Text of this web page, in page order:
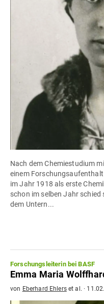
Nach dem Chemiestudium
einem
im Jahr 1918 als erste
schon im selben Jahr
dem Untern...
Forschungsleiterin bei BASF
Emma Maria
von Eberhard Ehlerset al. ·